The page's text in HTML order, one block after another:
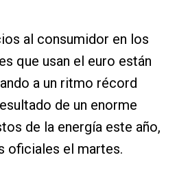
al consumidor en los
que usan el euro están
a un ritmo récord
de un enorme
de la energía este año,
oficiales el martes.